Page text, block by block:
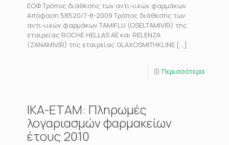
ΕΟΦ Τρόπος διάθεσης των αντι-ιικών φαρμάκων
Απόφαση 58520/7-8-2009 Τρόπος διάθεσης των
αντι-ιικών φαρμάκων TAMIFLU (OSELTAMIVIR) της
εταιρείας ROCHE HELLAS AE και RELENZA
(ZANAMIVIR) της εταιρείας GLAXOSMITHKLINE […]
Περισσότερα
ΙΚΑ-ΕΤΑΜ: Πληρωμές
λογαριασμών φαρμακείων
έτους 2010